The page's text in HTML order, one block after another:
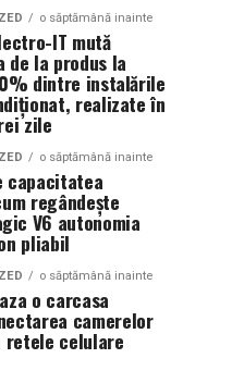
o săptămână inainte
IT mută
de la produs la
dintre instalările
realizate în
zile
o săptămână inainte
capacitatea
regândește
V6 autonomia
pliabil
o săptămână inainte
o carcasa
camerelor
retele celulare